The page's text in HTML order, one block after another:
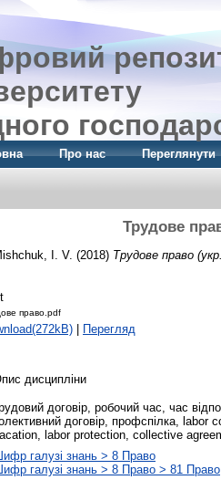
Про нас Переглянути
Трудове
I. V. (2018) Трудове право
право.pdf
| Перегляд
дисципліни
договір, робочий час, час
договір, профспілка,
labor protection, collective
галузі знань > 8 Право
галузі знань > 8 Право > 81 Право